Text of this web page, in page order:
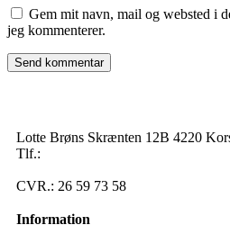
Gem mit navn, mail og websted i
jeg kommenterer.
Lotte Brøns Skrænten 12B 4220
Tlf.:
CVR.: 26 59 73 58
Information